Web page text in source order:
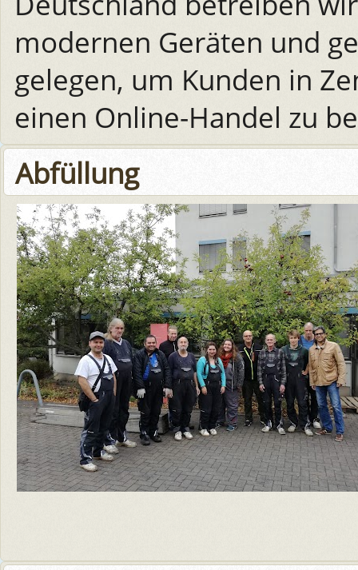
modernen Geräten und
gelegen, um Kunden in
einen Online-Handel zu
Abfüllung